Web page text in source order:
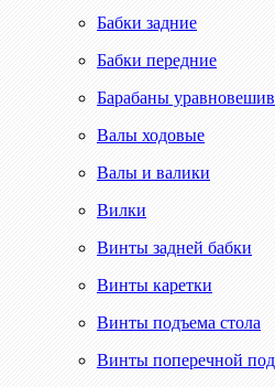
Бабки задние
Бабки передние
Барабаны
Валы ходовые
Валы и валики
Вилки
Винты задней бабки
Винты каретки
Винты подъема стола
Винты поперечной